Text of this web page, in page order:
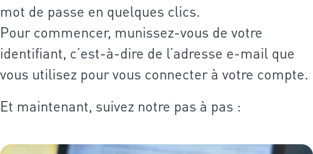
mot de passe en quelques clics.
Pour commencer, munissez-vous de votre
identifiant, c’est-à-dire de l’adresse e-mail que
vous utilisez pour vous connecter à votre compte.
Et maintenant, suivez notre pas à pas :